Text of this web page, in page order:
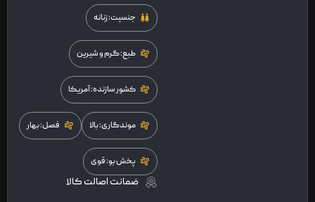
جنسیت: زنانه
طبع: گرم و شیرین
کشور سازنده: آمریکا
موندگاری: بالا فصل: بهار
پخش بو: قوی
ضمانت اصالت کالا